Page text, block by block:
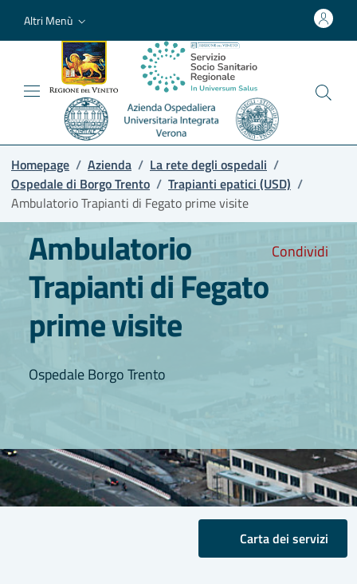
Altri Menù
Homepage / Azienda / La rete degli ospedali /
Ospedale di Borgo Trento / Trapianti epatici (USD) /
Ambulatorio Trapianti di Fegato prime visite
Condividi
Ambulatorio
Trapianti di Fegato
prime visite
Ospedale Borgo Trento
Carta dei servizi